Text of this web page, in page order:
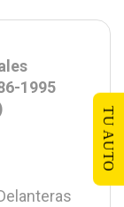
1995
TU AUTO